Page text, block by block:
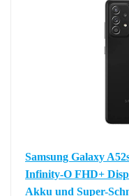
Samsung Galaxy
Infinity-O FHD+
Akku und Super-